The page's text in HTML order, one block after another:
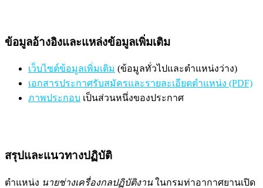
ข้อมูลอ้างอิงและแหล่งข้อมูลเพิ่มเติม
เว็บไซต์ข้อมูลเพิ่มเติม (ข้อมูลทั่วไปและตำแหน่งว่าง)
เอกสารประกาศรับสมัครและรายละเอียดตำแหน่ง (PDF)
ภาพประกอบ เป็นส่วนหนึ่งของประกาศ
สรุปและแนวทางปฏิบัติ
ตำแหน่ง นายช่างเครื่องกลปฏิบัติงาน ในกรมท่าอากาศยานเปิด